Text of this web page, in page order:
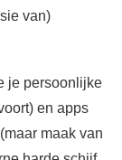
van)
je persoonlijke
en apps
maak van